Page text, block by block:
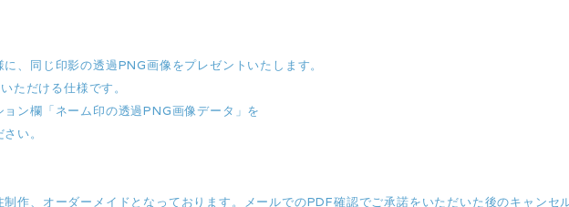
、同じ印影の透過PNG画像をプレゼントいたします。
ただける仕様です。
ン欄「ネーム印の透過PNG画像データ」を
い。
作、オーダーメイドとなっております。メールでのPDF確認でご承諾をいただいた後のキャンセ